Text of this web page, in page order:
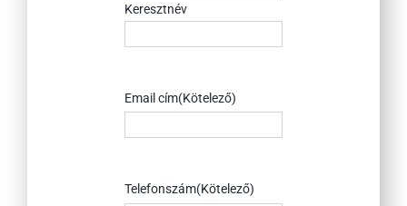
Keresztnév
Email cím(Kötelező)
Telefonszám(Kötelező)